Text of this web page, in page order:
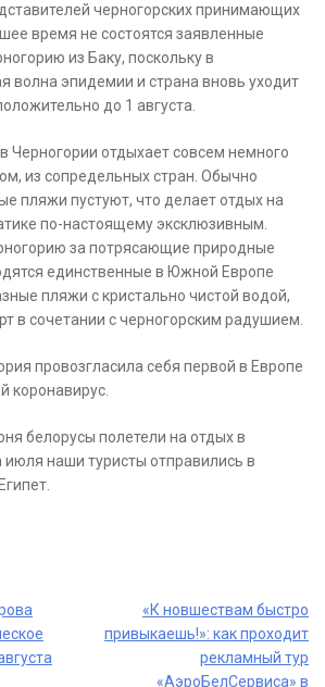
черногорских принимающих
время не состоятся заявленные
из Баку, поскольку в
волна эпидемии и страна вновь уходит
до 1 августа.
Черногории отдыхает совсем немного
из сопредельных стран. Обычно
пляжи пустуют, что делает отдых на
по-настоящему эксклюзивным.
за потрясающие природные
единственные в Южной Европе
пляжи с кристально чистой водой,
в сочетании с черногорским радушием.
провозгласила себя первой в Европе
коронавирус.
белорусы полетели на отдых в
наши туристы отправились в
«К новшествам быстро
привыкаешь!»: как проходит
рекламный тур
«АэроБелСервиса» в